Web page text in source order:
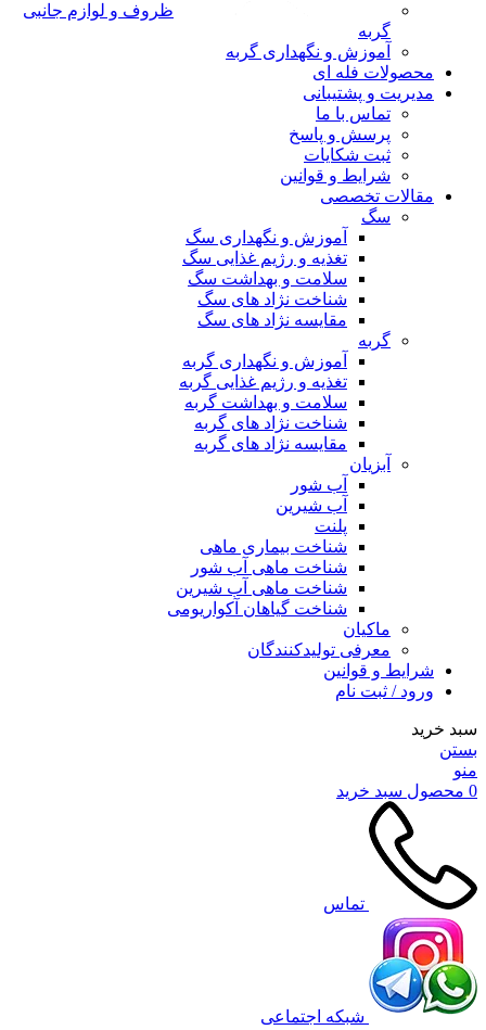
ظروف و لوازم جانبی
گربه
آموزش و نگهداری گربه
محصولات فله ای
مدیریت و پشتیبانی
تماس با ما
پرسش و پاسخ
ثبت شکایات
شرایط و قوانین
مقالات تخصصی
سگ
آموزش و نگهداری سگ
تغذیه و رژیم غذایی سگ
سلامت و بهداشت سگ
شناخت نژاد های سگ
مقایسه نژاد های سگ
گربه
آموزش و نگهداری گربه
تغذیه و رژیم غذایی گربه
سلامت و بهداشت گربه
شناخت نژاد های گربه
مقایسه نژاد های گربه
آبزیان
آب شور
آب شیرین
پلنت
شناخت بیماری ماهی
شناخت ماهی آب شور
شناخت ماهی آب شیرین
شناخت گیاهان آکواریومی
ماکیان
معرفی تولیدکنندگان
شرایط و قوانین
ورود / ثبت نام
سبد خرید
بستن
منو
0 محصول سبد خرید
تماس
شبکه اجتماعی